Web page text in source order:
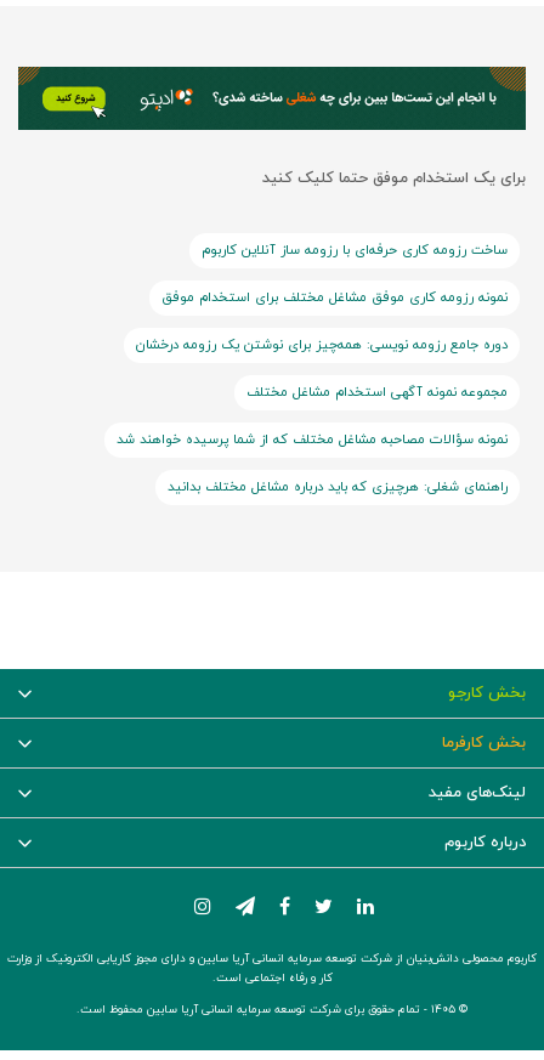
برای یک استخدام موفق حتما کلیک کنید
ساخت رزومه کاری حرفه‌ای با رزومه ساز آنلاین کاربوم
نمونه رزومه کاری موفق مشاغل مختلف برای استخدام موفق
دوره جامع رزومه نویسی: همه‌چیز برای نوشتن یک رزومه درخشان
مجموعه نمونه آگهی استخدام مشاغل مختلف
نمونه سؤالات مصاحبه مشاغل مختلف که از شما پرسیده خواهند شد
راهنمای شغلی: هرچیزی که باید درباره مشاغل مختلف بدانید
بخش کارجو
بخش کارفرما
لینک‌های مفید
درباره کاربوم
کاربوم محصولی دانش‌بنیان از شرکت توسعه سرمایه انسانی آریا سابین و دارای مجوز کاریابی الکترونیک از وزارت
کار و رفاه اجتماعی است.
© ۱۴۰۵ -
تمام حقوق برای شرکت توسعه سرمایه انسانی آریا سابین محفوظ است.